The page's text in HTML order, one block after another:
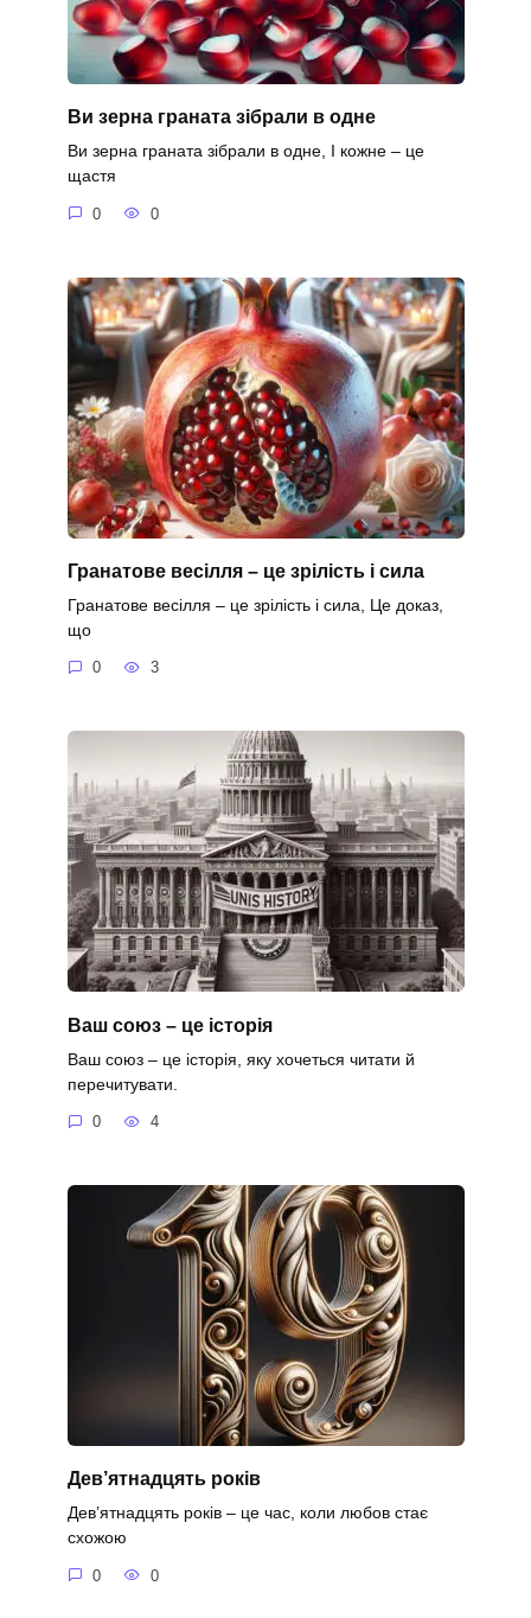
Ви зерна граната зібрали в одне
Ви зерна граната зібрали в одне, І кожне – це
щастя
0 0
Гранатове весілля – це зрілість і сила
Гранатове весілля – це зрілість і сила, Це доказ,
що
0 3
Ваш союз – це історія
Ваш союз – це історія, яку хочеться читати й
перечитувати.
0 4
Дев’ятнадцять років
Дев’ятнадцять років – це час, коли любов стає
схожою
0 0